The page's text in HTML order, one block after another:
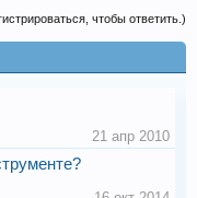
чтобы ответить.)
21 апр 2010